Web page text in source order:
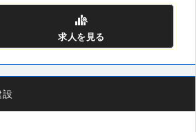
求人を見る